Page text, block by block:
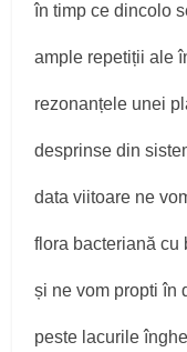
în timp ce dincolo
ample repetiții ale
rezonanțele unei
desprinse din
data viitoare ne
flora bacteriană cu
și ne vom propti în
peste lacurile